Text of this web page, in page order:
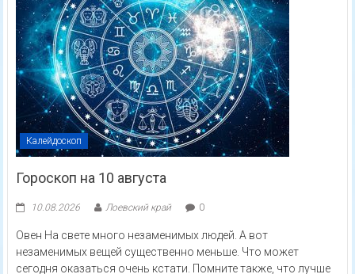
Калейдоскоп
Гороскоп на 10 августа
10.08.2026 Лоевский край 0
Овен На свете много незаменимых людей. А вот
незаменимых вещей существенно меньше. Что может
сегодня оказаться очень кстати. Помните также, что лучше